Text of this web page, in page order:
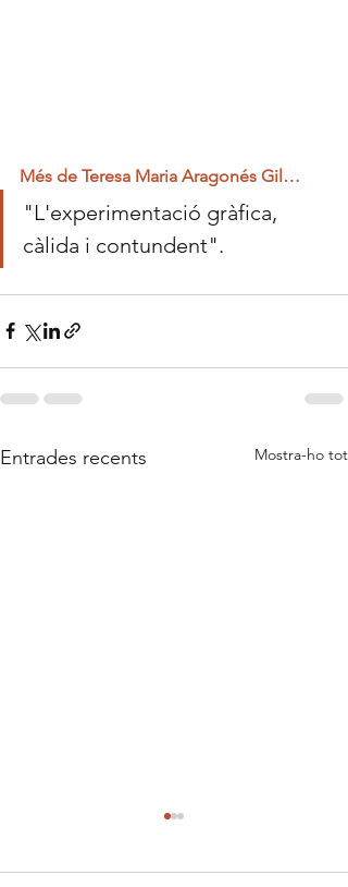
Bloc de la Confiteria Padreny Reus,
Reus, càtering a Reus, caixa de bombons a
Més de Teresa Maria Aragonés Gil…
"L'experimentació gràfica,
càlida i contundent".
Entrades recents Mostra-ho tot